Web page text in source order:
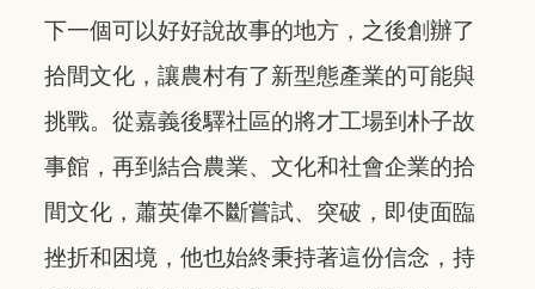
下一個可以好好說故事的地方，之後創辦了
拾間文化，讓農村有了新型態產業的可能與
挑戰。從嘉義後驛社區的將才工場到朴子故
事館，再到結合農業、文化和社會企業的拾
間文化，蕭英偉不斷嘗試、突破，即使面臨
挫折和困境，他也始終秉持著這份信念，持